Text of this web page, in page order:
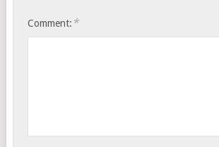
Comment: *